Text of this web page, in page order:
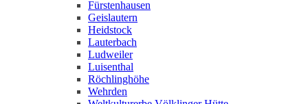
Fürstenhausen
Geislautern
Heidstock
Lauterbach
Ludweiler
Luisenthal
Röchlinghöhe
Wehrden